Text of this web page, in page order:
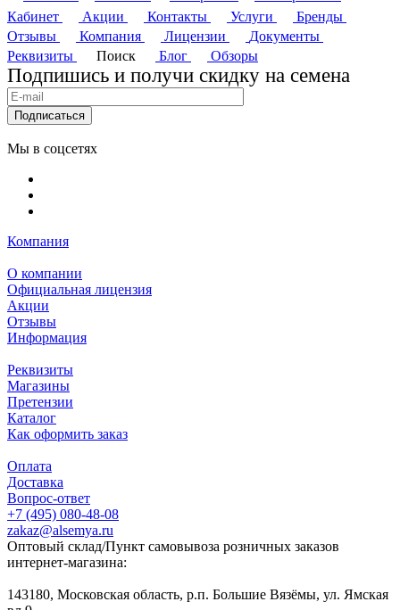
Кабинет
Акции Контакты Услуги
Бренды
Отзывы
Компания Лицензии
Документы
Реквизиты
Поиск Блог Обзоры
Подпишись и получи скидку на семена
Подписаться
Мы в соцсетях
Компания
О компании
Официальная лицензия
Акции
Отзывы
Информация
Реквизиты
Магазины
Претензии
Каталог
Как оформить заказ
Оплата
Доставка
Вопрос-ответ
+7 (495) 080-48-08
zakaz@alsemya.ru
Оптовый склад/Пункт самовывоза розничных заказов
интернет-магазина:
143180, Московская область, р.п. Большие Вязёмы, ул. Ямская